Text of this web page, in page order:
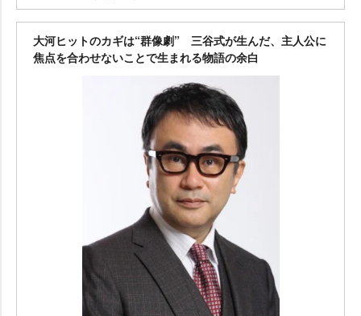
大河ヒットのカギは“群像劇” 三谷式が生んだ、主人公に
焦点を合わせないことで生まれる物語の余白